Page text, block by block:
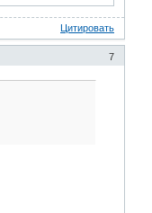
Цитировать
7